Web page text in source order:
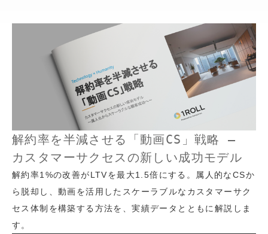
解約率を半減させる「動画CS」戦略 –
カスタマーサクセスの新しい成功モデル
解約率1%の改善がLTVを最大1.5倍にする。属人的なCSか
ら脱却し、動画を活用したスケーラブルなカスタマーサク
セス体制を構築する方法を、実績データとともに解説しま
す。